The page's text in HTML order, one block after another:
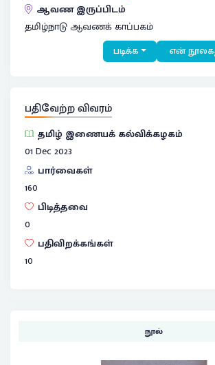
ஆவண இருப்பிடம்
தமிழ்நாடு ஆவணக் காப்பகம்
படிக்க என்
பதிவேற்ற விவரம்
தமிழ் இணையக் கல்விக்கழகம்
01 Dec 2023
பார்வைகள்
160
பிடித்தவை
0
பதிவிறக்கங்கள்
10
நூல்